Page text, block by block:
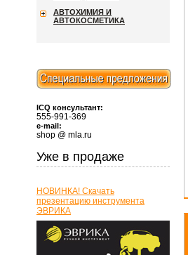
АВТОХИМИЯ И
АВТОКОСМЕТИКА
ICQ консультант:
555-991-369
e-mail:
shop @ mla.ru
Уже в продаже
НОВИНКА! Скачать
презентацию инструмента
ЭВРИКА